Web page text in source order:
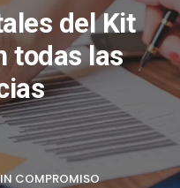
del Kit
todas las
COMPROMISO